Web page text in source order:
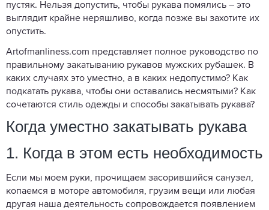
пустяк. Нельзя допустить, чтобы рукава помялись – это
выглядит крайне неряшливо, когда позже вы захотите их
опустить.
Artofmanliness.com представляет полное руководство по
правильному закатыванию рукавов мужских рубашек. В
каких случаях это уместно, а в каких недопустимо? Как
подкатать рукава, чтобы они оставались несмятыми? Как
сочетаются стиль одежды и способы закатывать рукава?
Когда уместно закатывать рукава
1. Когда в этом есть необходимость
Если мы моем руки, прочищаем засорившийся санузел,
копаемся в моторе автомобиля, грузим вещи или любая
другая наша деятельность сопровождается появлением